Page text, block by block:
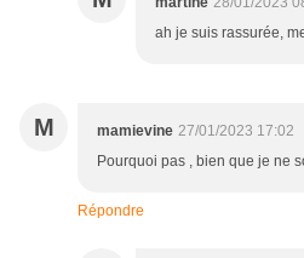
ah je suis rassurée,
M mamievine 27/01/2023 17:02
Pourquoi pas , bien que je ne
Répondre